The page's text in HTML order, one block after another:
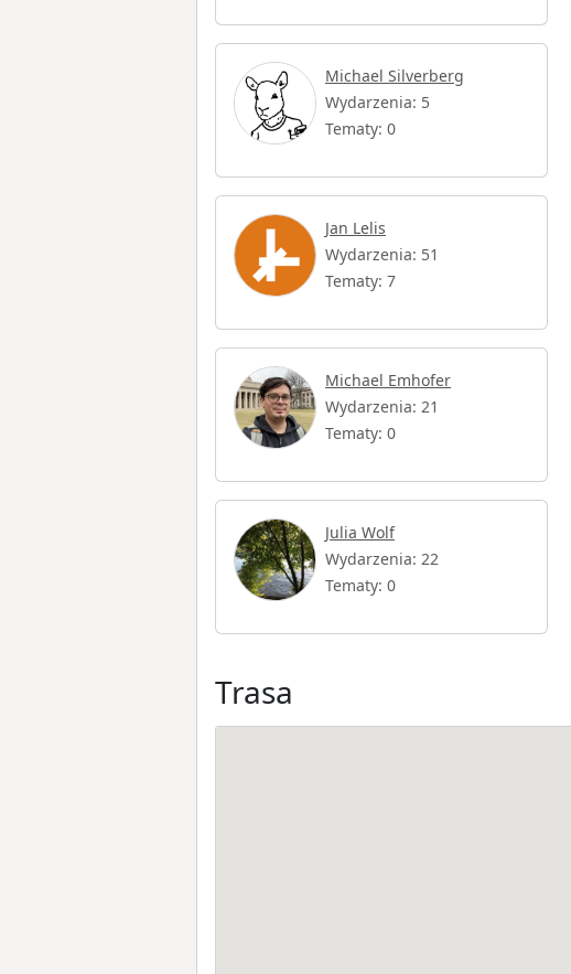
Michael Silverberg
Wydarzenia: 5
Tematy: 0
Jan Lelis
Wydarzenia: 51
Tematy: 7
Michael Emhofer
Wydarzenia: 21
Tematy: 0
Julia Wolf
Wydarzenia: 22
Tematy: 0
Trasa